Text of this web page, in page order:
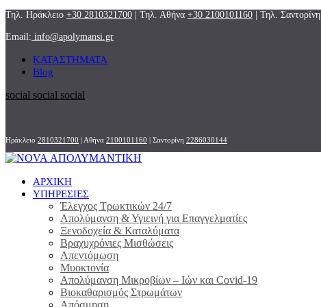
Τηλ. Ηράκλειο +30 2810321700 | Τηλ. Αθήνα +30 2100101160 | Τηλ. Σαντορίνη
Email: info@apolymansi.gr
ΚΑΤΑΣΤΗΜΑΤΑ
Blog
social social social
Ηράκλειο 2810321700 | Αθήνα 2100101160 | Σαντορίνη 2286030144
ΑΡΧΙΚΗ
ΥΠΗΡΕΣΙΕΣ
Έλεγχος Τρωκτικών 24/7
Απολύμανση & Υγιεινή για Επαγγελματίες
Ξενοδοχεία & Καταλύματα
Βραχυχρόνιες Μισθώσεις
Απεντόμωση
Μυοκτονία
Απολύμανση Μικροβίων – Ιών και Covid-19
Βιοκαθαρισμός Στρωμάτων
Απόσμηση